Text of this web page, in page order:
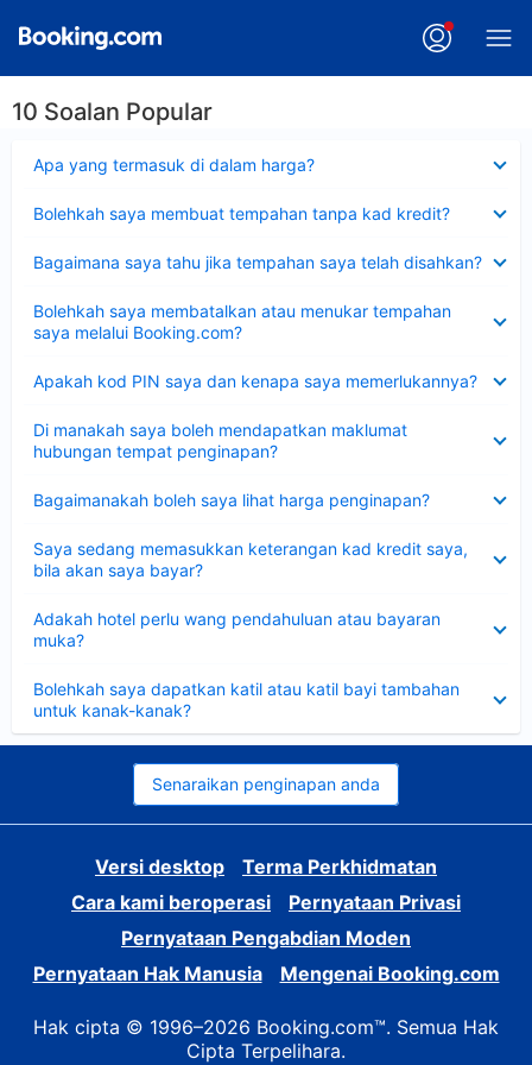
10 Soalan Popular
Apa yang termasuk di dalam harga?
Bolehkah saya membuat tempahan tanpa kad kredit?
Bagaimana saya tahu jika tempahan saya telah disahkan?
Bolehkah saya membatalkan atau menukar tempahan
saya melalui Booking.com?
Apakah kod PIN saya dan kenapa saya memerlukannya?
Di manakah saya boleh mendapatkan maklumat
hubungan tempat penginapan?
Bagaimanakah boleh saya lihat harga penginapan?
Saya sedang memasukkan keterangan kad kredit saya,
bila akan saya bayar?
Adakah hotel perlu wang pendahuluan atau bayaran
muka?
Bolehkah saya dapatkan katil atau katil bayi tambahan
untuk kanak-kanak?
Senaraikan penginapan anda
Versi desktop
Terma Perkhidmatan
Cara kami beroperasi
Pernyataan Privasi
Pernyataan Pengabdian Moden
Pernyataan Hak Manusia
Mengenai Booking.com
Hak cipta © 1996–2026 Booking.com™. Semua Hak
Cipta Terpelihara.